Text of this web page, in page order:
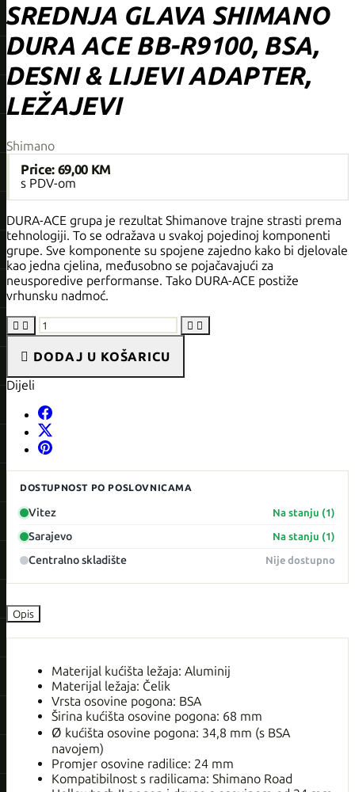
SREDNJA GLAVA SHIMANO
DURA ACE BB-R9100, BSA,
DESNI & LIJEVI ADAPTER,
LEŽAJEVI
Shimano
Price: 69,00 KM
s PDV-om
DURA-ACE grupa je rezultat Shimanove trajne strasti prema
tehnologiji. To se odražava u svakoj pojedinoj komponenti
grupe. Sve komponente su spojene zajedno kako bi djelovale
kao jedna cjelina, međusobno se pojačavajući za
neusporedive performanse. Tako DURA-ACE postiže
vrhunsku nadmoć.
   
 DODAJ U KOŠARICU
Dijeli
DOSTUPNOST PO POSLOVNICAMA
Vitez Na stanju (1)
Sarajevo Na stanju (1)
Centralno skladište Nije dostupno
Opis
Materijal kućišta ležaja: Aluminij
Materijal ležaja: Čelik
Vrsta osovine pogona: BSA
Širina kućišta osovine pogona: 68 mm
Ø kućišta osovine pogona: 34,8 mm (s BSA
navojem)
Promjer osovine radilice: 24 mm
Kompatibilnost s radilicama: Shimano Road